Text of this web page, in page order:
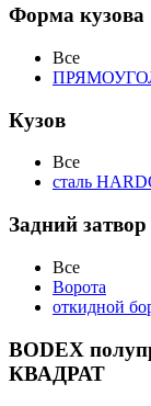
Форма кузова
Все
Кузов
Все
сталь
Задний затвор
Все
Ворота
откидной
BODEX
КВАДРАТ